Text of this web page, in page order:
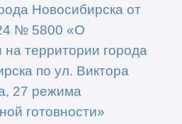
Новосибирска от
№ 5800 «О
на территории города
по ул. Виктора
27 режима
готовности»